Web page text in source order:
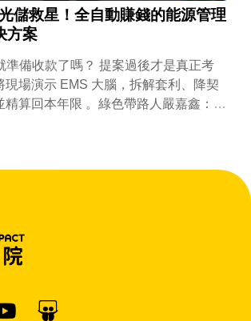
儲救星！全自動賺錢的能源管理
方案
準備收款了嗎？ 提案過後才是真正考
現場演示 EMS 大腦，拆解套利、降契
算回本年限 。綠色帶路人嚴嘉鑫：